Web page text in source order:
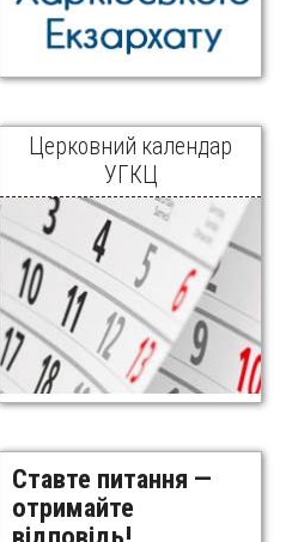
Церковний календар
УГКЦ
Ставте питання —
отримайте